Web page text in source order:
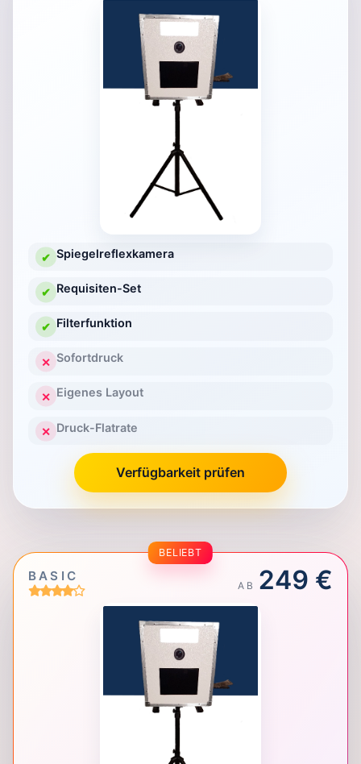
✔ Spiegelreflexkamera
✔ Requisiten-Set
✔ Filterfunktion
✕ Sofortdruck
✕ Eigenes Layout
✕ Druck-Flatrate
Verfügbarkeit prüfen
BELIEBT
BASIC
AB 249 €